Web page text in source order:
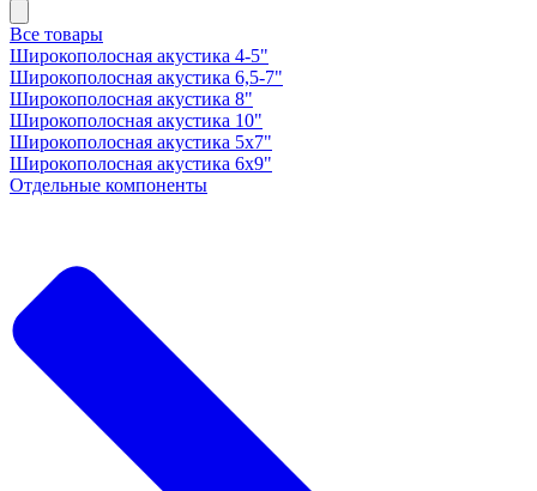
Все товары
Широкополосная акустика 4-5"
Широкополосная акустика 6,5-7"
Широкополосная акустика 8"
Широкополосная акустика 10"
Широкополосная акустика 5х7"
Широкополосная акустика 6х9"
Отдельные компоненты